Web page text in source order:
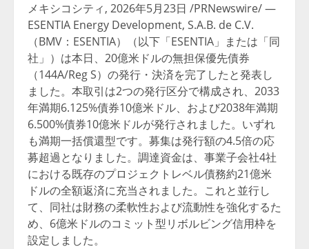
メキシコシティ, 2026年5月23日 /PRNewswire/ —
ESENTIA Energy Development, S.A.B. de C.V.
（BMV：ESENTIA）（以下「ESENTIA」または「同
社」）は本日、20億米ドルの無担保優先債券
（144A/Reg S）の発行・決済を完了したと発表し
ました。本取引は2つの発行区分で構成され、2033
年満期6.125%債券10億米ドル、および2038年満期
6.500%債券10億米ドルが発行されました。いずれ
も満期一括償還型です。募集は発行額の4.5倍の応
募超過となりました。調達資金は、事業子会社4社
における既存のプロジェクトレベル債務約21億米
ドルの全額返済に充当されました。これと並行し
て、同社は財務の柔軟性および流動性を強化するた
め、6億米ドルのコミット型リボルビング信用枠を
設定しました。